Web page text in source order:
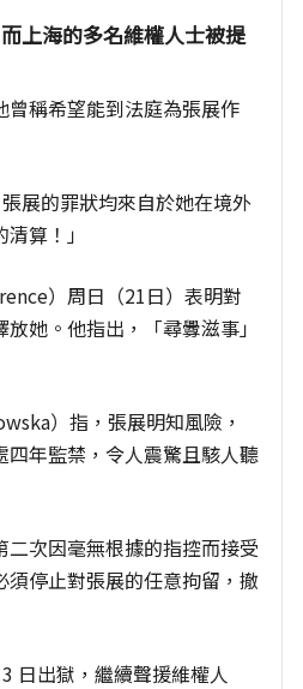
上海的多名維權人士被提
曾稱希望能到法庭為張展作
張展的罪狀均來自於她在境外
算！」
）周日（21日）表明對
她。他指出，「尋釁滋事」
）指，張展明知風險，
年監禁，令人震驚且駭人聽
次因毫無根據的指控而接受
停止對張展的任意拘留，撤
日出獄，繼續聲援維權人